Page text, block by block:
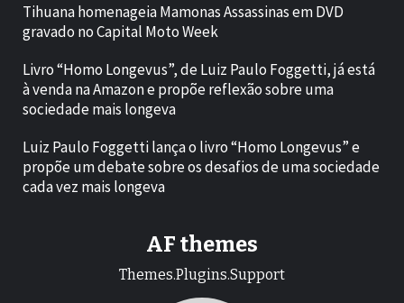
Tihuana homenageia Mamonas Assassinas em DVD
gravado no Capital Moto Week
Livro “Homo Longevus”, de Luiz Paulo Foggetti, já está
à venda na Amazon e propõe reflexão sobre uma
sociedade mais longeva
Luiz Paulo Foggetti lança o livro “Homo Longevus” e
propõe um debate sobre os desafios de uma sociedade
cada vez mais longeva
AF themes
Themes.Plugins.Support